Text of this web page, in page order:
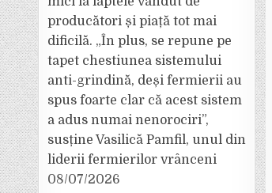
producători și piață tot mai
dificilă. „În plus, se repune pe
tapet chestiunea sistemului
anti-grindină, deși fermierii au
spus foarte clar că acest sistem
a adus numai nenorociri”,
susține Vasilică Pamfil, unul din
liderii fermierilor vrânceni
08/07/2026